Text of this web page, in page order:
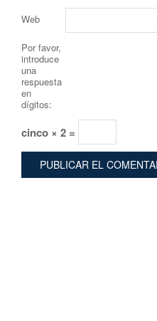
Web
Por favor,
introduce
una
respuesta
en
dígitos:
cinco × 2 =